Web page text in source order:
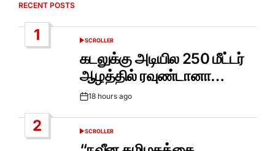
RECENT POSTS
1
POSTED
SCROLLER
கடலுக்கு அடியில 250 மீட்டர்
ஆழத்தில் ரவுண்டானா…
Post18 hours ago
2
POSTED
IN
SCROLLER